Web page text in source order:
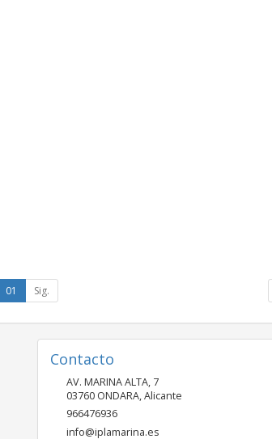
01 Sig.
Contacto
AV. MARINA ALTA, 7
03760 ONDARA,Alicante
966476936
info@iplamarina.es